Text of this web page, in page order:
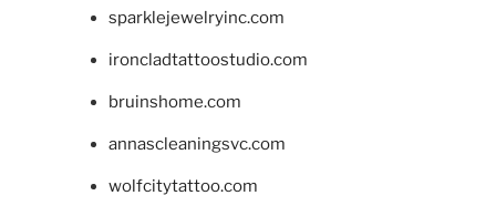
sparklejewelryinc.com
ironcladtattoostudio.com
bruinshome.com
annascleaningsvc.com
wolfcitytattoo.com